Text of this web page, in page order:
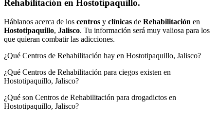
Rehabilitación en Hostotipaquillo.
Háblanos acerca de los centros y clínicas de Rehabilitación en
Hostotipaquillo, Jalisco. Tu información será muy valiosa para los
que quieran combatir las adicciones.
¿Qué Centros de Rehabilitación hay en Hostotipaquillo, Jalisco?
¿Qué Centros de Rehabilitación para ciegos existen en
Hostotipaquillo, Jalisco?
¿Qué son Centros de Rehabilitación para drogadictos en
Hostotipaquillo, Jalisco?